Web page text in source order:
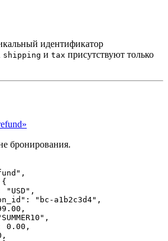
идентификатор
shipping и tax присутствуют только
бронирования.
" ,
" USD " ,
: " bc-a1b2c3d4" ,
,
SUMMER10 " ,
0.00 ,
,